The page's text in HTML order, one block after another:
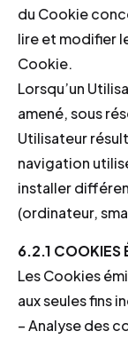
du Cookie
lire et modifier
Cookie.
Lorsqu’un
amené, sous
Utilisateur
navigation
installer
(ordinateur,
6.2.1 COOKIES
Les Cookies
aux seules fins
– Analyse des